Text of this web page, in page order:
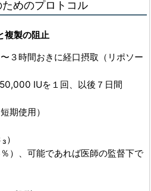
ためのプロトコル
複製の阻止
３時間おきに経口摂取（リポソー
IUを１回、以後７日間
期使用）
）、可能であれば医師の監督下で